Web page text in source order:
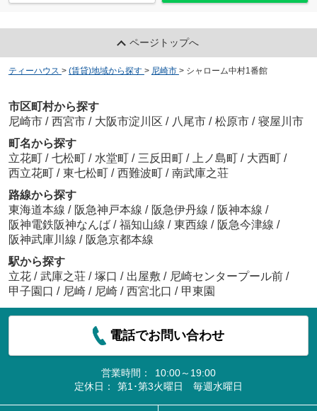
ページトップへ
ティーハウス > (賃貸)地域から探す > 尼崎市 > シャローム中村1番館
市区町村から探す
尼崎市 / 西宮市 / 大阪市淀川区 / 八尾市 / 松原市 / 寝屋川市
町名から探す
立花町 / 七松町 / 水堂町 / 三反田町 / 上ノ島町 / 大西町 /
西立花町 / 東七松町 / 西難波町 / 南武庫之荘
路線から探す
東海道本線 / 阪急神戸本線 / 阪急伊丹線 / 阪神本線 /
阪神電鉄阪神なんば / 福知山線 / 東西線 / 阪急今津線 /
阪神武庫川線 / 阪急京都本線
駅から探す
立花 / 武庫之荘 / 塚口 / 出屋敷 / 尼崎センタープール前 /
甲子園口 / 尼崎 / 尼崎 / 西宮北口 / 甲東園
電話でお問い合わせ
営業時間：
10:00～19:00
定休日：
第1･第3火曜日 毎週水曜日